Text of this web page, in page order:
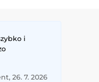
i
26. 7. 2026